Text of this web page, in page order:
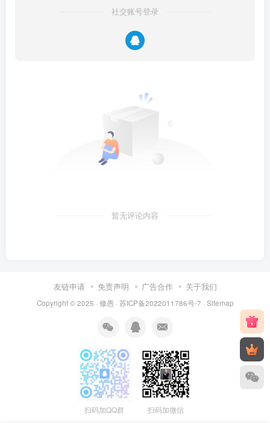
社交账号登录
暂无评论内容
友链申请 免责声明 广告合作 关于我们
Copyright © 2025 · 修愚 · 苏ICP备2022011786号-7 · Sitemap
扫码加QQ群 扫码加微信